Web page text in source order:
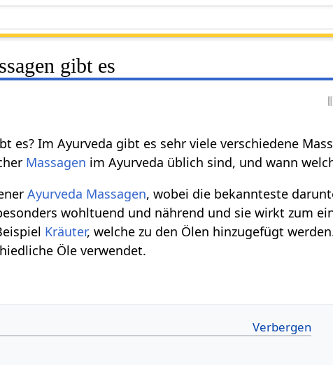
gibt es
es? Im Ayurveda gibt es sehr viele verschiedene
Massagen im Ayurveda üblich sind, und wann
Ayurveda Massagen, wobei die bekannteste
wohltuend und nährend und sie wirkt zum
Kräuter, welche zu den Ölen hinzugefügt
Öle verwendet.